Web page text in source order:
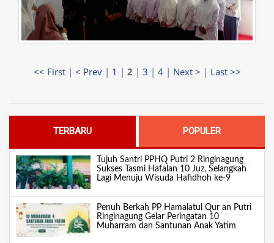
<< First| < Prev| 1 | 2 | 3 | 4| Next > | Last >>
TERBARU POPULER
Tujuh Santri PPHQ Putri 2 Ringinagung
Sukses Tasmi Hafalan 10 Juz, Selangkah
Lagi Menuju Wisuda Hafidhoh ke-9
Penuh Berkah PP Hamalatul Qur an Putri
Ringinagung Gelar Peringatan 10
Muharram dan Santunan Anak Yatim